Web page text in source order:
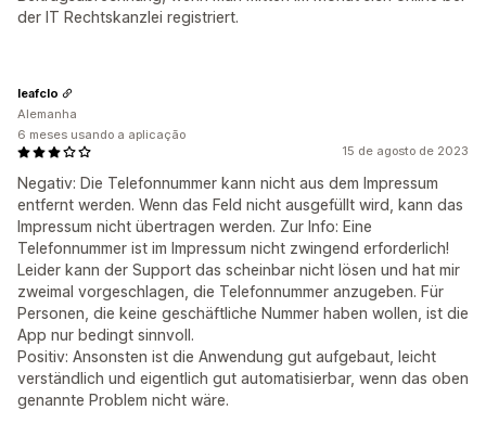
der IT Rechtskanzlei registriert.
15 de agosto de 2023
Negativ: Die Telefonnummer kann nicht aus dem Impressum
entfernt werden. Wenn das Feld nicht ausgefüllt wird, kann das
Impressum nicht übertragen werden. Zur Info: Eine
Telefonnummer ist im Impressum nicht zwingend erforderlich!
Leider kann der Support das scheinbar nicht lösen und hat mir
zweimal vorgeschlagen, die Telefonnummer anzugeben. Für
Personen, die keine geschäftliche Nummer haben wollen, ist die
App nur bedingt sinnvoll.
Positiv: Ansonsten ist die Anwendung gut aufgebaut, leicht
verständlich und eigentlich gut automatisierbar, wenn das oben
genannte Problem nicht wäre.
leafclo
Alemanha
6 meses usando a aplicação